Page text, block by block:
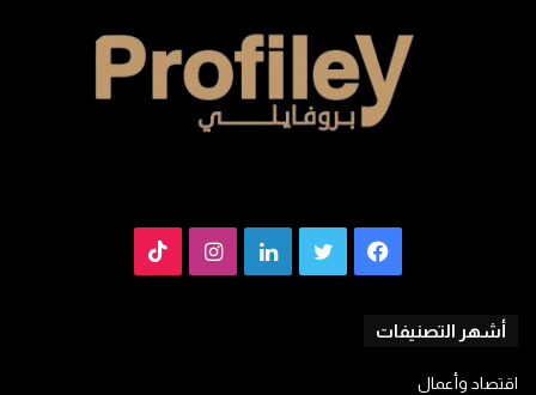
فيسبوكتويتر لينكدإن انستقرام
أشهر التصنيفات
اقتصاد وأعمال